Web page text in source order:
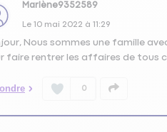
Marlène9352589
Le 10 mai 2022 à 11:29
Nous sommes une famille
faire rentrer les affaires de tous
0